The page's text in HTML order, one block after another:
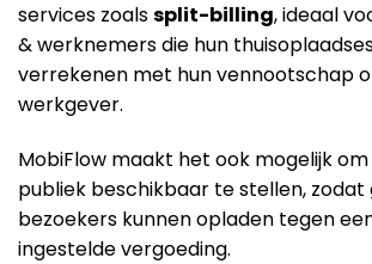
services zoalssplit-billing, ideaal
& werknemers die hun
verrekenen met hun vennootschap
werkgever.
MobiFlow maakt het ook mogelijk
publiek beschikbaar te stellen, zodat
bezoekers kunnen opladen tegen
ingestelde vergoeding.